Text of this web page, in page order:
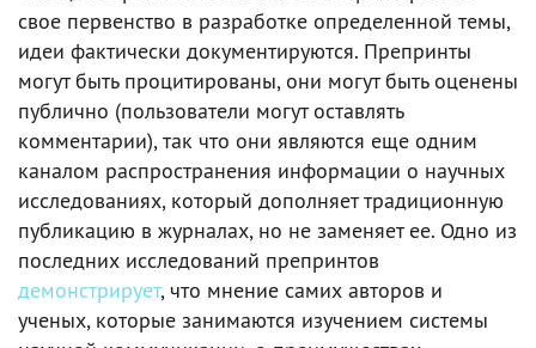
свое первенство в разработке определенной темы,
идеи фактически документируются. Препринты
могут быть процитированы, они могут быть оценены
публично (пользователи могут оставлять
комментарии), так что они являются еще одним
каналом распространения информации о научных
исследованиях, который дополняет традиционную
публикацию в журналах, но не заменяет ее. Одно из
последних исследований препринтов
демонстрирует, что мнение самих авторов и
ученых, которые занимаются изучением системы